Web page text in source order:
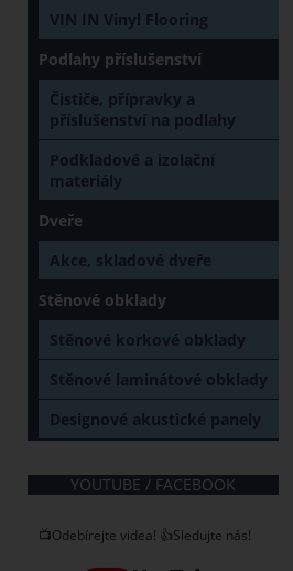
VIN IN Vinyl Flooring
Podlahy příslušenství
Čističe, přípravky a
příslušenství na podlahy
Podkladové a izolační
materiály
Dveře
Akce, skladové dveře
Stěnové obklady
Stěnové korkové obklady
Stěnové laminátové obklady
Designové akustické panely
YOUTUBE / FACEBOOK
📺Odebírejte videa! 👍Sledujte nás!